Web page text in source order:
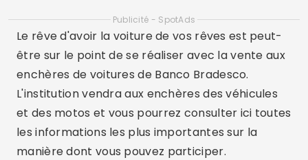
Publicité - SpotAds
Le rêve d'avoir la voiture de vos rêves est peut-
être sur le point de se réaliser avec la vente aux
enchères de voitures de Banco Bradesco.
L'institution vendra aux enchères des véhicules
et des motos et vous pourrez consulter ici toutes
les informations les plus importantes sur la
manière dont vous pouvez participer.